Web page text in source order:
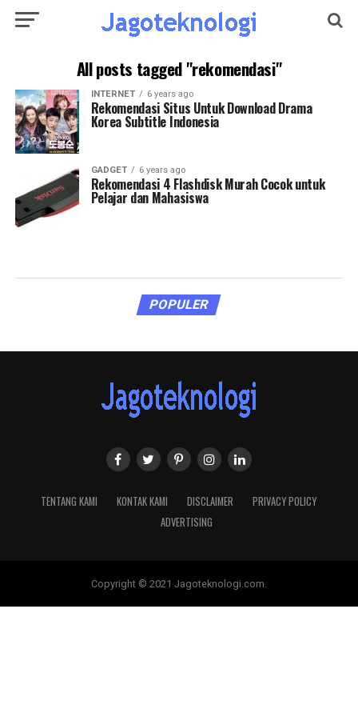
All posts tagged "rekomendasi"
INTERNET 6 years ago
Rekomendasi Situs Untuk Download Drama
Korea Subtitle Indonesia
GADGET 6 years ago
Rekomendasi 4 Flashdisk Murah Cocok untuk
Pelajar dan Mahasiswa
POPULER
TENTANG KAMI KONTAK KAMI DISCLAIMER
PRIVACY POLICY
ADVERTISING
Copyright © 2021 Jagoteknologi.com.